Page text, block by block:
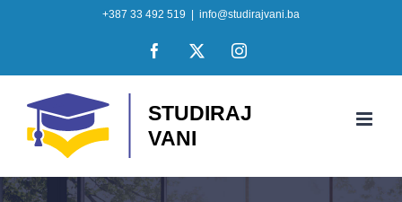
+387 33 492 519 info@studirajvani.ba
Facebook
X Instagram